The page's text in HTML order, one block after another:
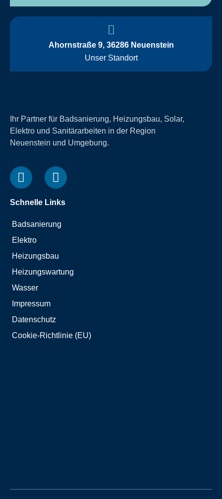
Ahornstraße 9, 36286 Neuenstein
Unser Standort
Ihr Partner für Badsanierung, Heizungsbau, Solar,
Elektro und Sanitärarbeiten in der Region
Neuenstein und Umgebung.
Schnelle Links
Badsanierung
Elektro
Heizungsbau
Heizungswartung
Wasser
Impressum
Datenschutz
Cookie-Richtlinie (EU)